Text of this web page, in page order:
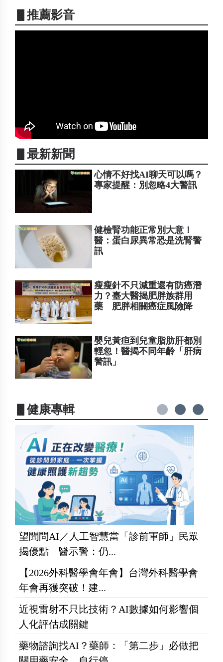
▋推薦影音
▋最新新聞
心情不好找AI聊天可以嗎？
專家提醒：別忽略4大警訊
健檢腎功能正常別大意！
醫：蛋白尿異常恐是洗腎警
訊
瘦瘦針不只減重還有防癌潛
力？臺大醫揭肥胖族群用
藥 肥胖相關癌症風險降
嬰兒黃疸到兒童脂肪肝都別
輕忽！醫揭不同年齡「肝病
警訊」
▋健康專輯
望聞問AI／人工智慧當「診前軍師」民眾
揭優點 醫示警：仍...
【2026外科醫學會年會】台灣外科醫學會
年會再獲突破！建...
近視雷射不只比技術？AI數據如何影響個
人化評估成關鍵
藥物諮詢找AI？藥師：「第二步」必做把